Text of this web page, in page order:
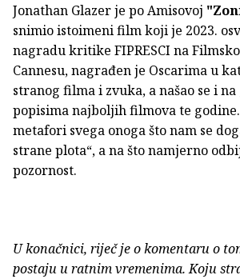
Jonathan Glazer je po Amisovoj
snimio istoimeni film koji je 2023.
nagradu kritike FIPRESCI na
Cannesu, nagrađen je Oscarima u
stranog filma i zvuka, a našao se i
popisima najboljih filmova te
metafori svega onoga što nam se
strane plota“, a na što namjerno
pozornost.
U konačnici, riječ je o komentaru o
postaju u ratnim vremenima. Koju